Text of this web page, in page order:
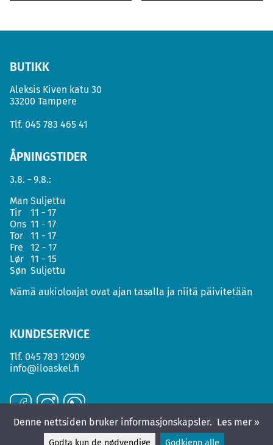
BUTIKK
Aleksis Kiven katu 30
33200 Tampere
Tlf. 045 783 465 41
ÅPNINGSTIDER
3.8. - 9.8.:
Man Suljettu
Tir
11 - 17
Ons 11 - 17
Tor
11 - 17
Fre
12 - 17
Lør 11 - 15
Søn Suljettu
Nämä aukioloajat ovat ajan tasalla ja niitä päivitetään
KUNDESERVICE
Tlf. 045 783 12909
info@iloaskel.fi
Denne nettsiden bruker informasjonskapsler. Les mer »
Godta kun de nødvendige Godkjenn alle